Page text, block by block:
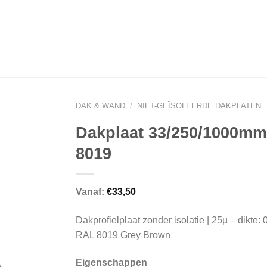
DAK & WAND / NIET-GEÏSOLEERDE DAKPLATEN
Dakplaat 33/250/
8019
Vanaf: €33,50
Dakprofielplaat zonder isolatie | 25µ – dikte:
RAL 8019 Grey Brown
Eigenschappen